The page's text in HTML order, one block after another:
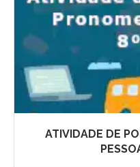
ATIVIDADE DE